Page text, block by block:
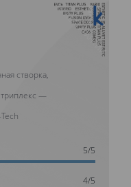
10 ЛЕТ ГАРАНТИИ
створка,
—
5/5
4/5